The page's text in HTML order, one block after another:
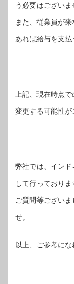
う必要はございま
また、従業員が
あれば給与を支払
上記、現在時点
変更する可能性が
弊社では、イン
して行っておりま
ご質問等ござい
せ。
以上、ご参考にな